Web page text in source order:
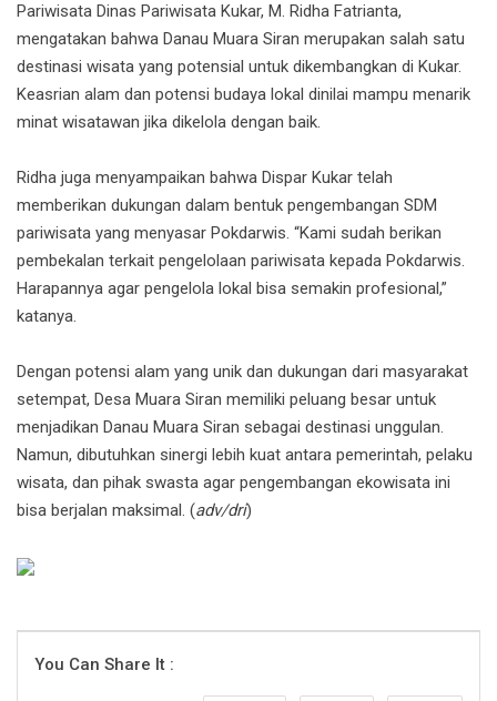
Pariwisata Dinas Pariwisata Kukar, M. Ridha Fatrianta,
mengatakan bahwa Danau Muara Siran merupakan salah satu
destinasi wisata yang potensial untuk dikembangkan di Kukar.
Keasrian alam dan potensi budaya lokal dinilai mampu menarik
minat wisatawan jika dikelola dengan baik.
Ridha juga menyampaikan bahwa Dispar Kukar telah
memberikan dukungan dalam bentuk pengembangan SDM
pariwisata yang menyasar Pokdarwis. “Kami sudah berikan
pembekalan terkait pengelolaan pariwisata kepada Pokdarwis.
Harapannya agar pengelola lokal bisa semakin profesional,”
katanya.
Dengan potensi alam yang unik dan dukungan dari masyarakat
setempat, Desa Muara Siran memiliki peluang besar untuk
menjadikan Danau Muara Siran sebagai destinasi unggulan.
Namun, dibutuhkan sinergi lebih kuat antara pemerintah, pelaku
wisata, dan pihak swasta agar pengembangan ekowisata ini
bisa berjalan maksimal. (adv/dri)
You Can Share It :